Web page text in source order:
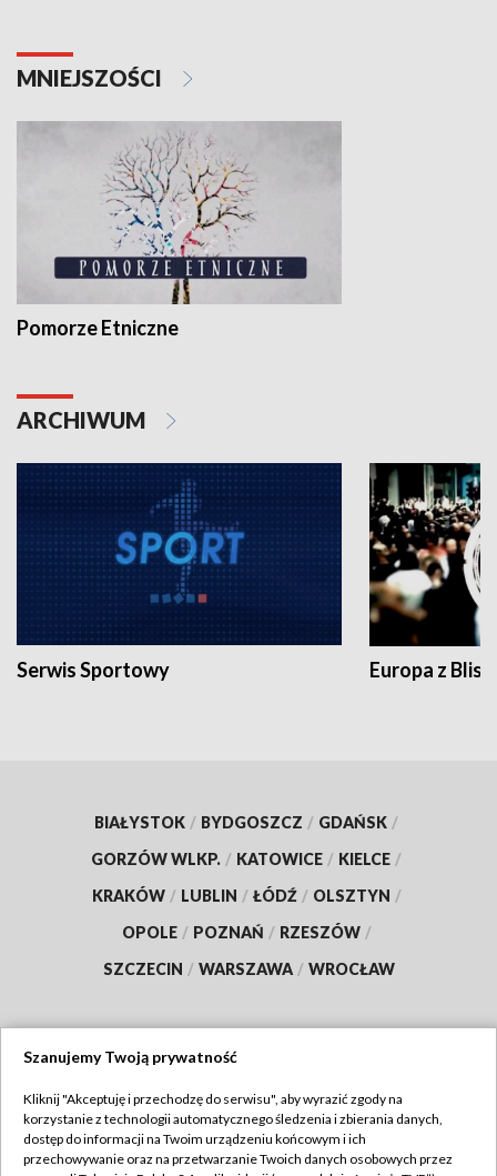
MNIEJSZOŚCI
Pomorze Etniczne
ARCHIWUM
Serwis Sportowy Europa z
BIAŁYSTOK / BYDGOSZCZ / GDAŃSK /
GORZÓW WLKP. / KATOWICE / KIELCE /
KRAKÓW / LUBLIN / ŁÓDŹ / OLSZTYN /
OPOLE / POZNAŃ / RZESZÓW /
SZCZECIN / WARSZAWA / WROCŁAW
TVP
Abonament TVP
Regulamin TVP
Szanujemy Twoją prywatność
Kliknij "Akceptuję i przechodzę do serwisu", aby wyrazić zgody na
korzystanie z technologii automatycznego śledzenia i zbierania danych,
dostęp do informacji na Twoim urządzeniu końcowym i ich
przechowywanie oraz na przetwarzanie Twoich danych osobowych przez